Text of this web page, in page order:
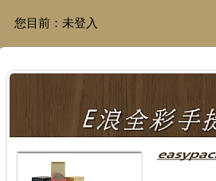
您目前： 未登入